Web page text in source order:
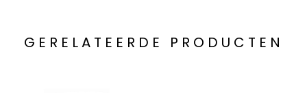
GERELATEERDE PRODUCTEN